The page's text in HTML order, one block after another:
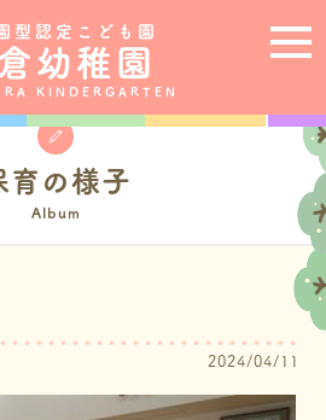
型認定こども園
幼稚園
KINDERGARTEN
育の様子
Album
2024/04/11